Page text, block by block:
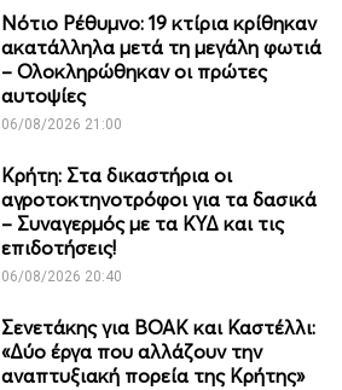
Νότιο Ρέθυμνο: 19 κτίρια κρίθηκαν
ακατάλληλα μετά τη μεγάλη φωτιά
– Ολοκληρώθηκαν οι πρώτες
αυτοψίες
06/08/2026 21:00
Κρήτη: Στα δικαστήρια οι
αγροτοκτηνοτρόφοι για τα δασικά
– Συναγερμός με τα ΚΥΔ και τις
επιδοτήσεις!
06/08/2026 20:40
Σενετάκης για ΒΟΑΚ και Καστέλλι:
«Δύο έργα που αλλάζουν την
αναπτυξιακή πορεία της Κρήτης»